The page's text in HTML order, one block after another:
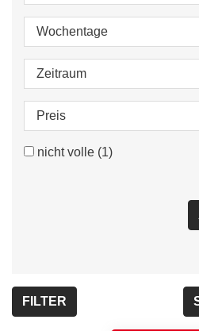
Wochentage
Zeitraum
Preis
nicht volle (1)
FILTER